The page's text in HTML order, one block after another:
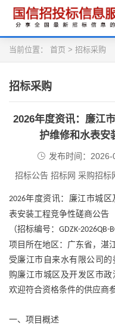
当前位置： 首页 > 招标采购
招标采购
2026年度资讯：廉江
护维修和水表安
发布时间：2026-
招标公告 招标网 采购招标
2026年度资讯： 廉江市城区
表安装工程竞争性磋商公告
（招标编号： GDZK-2026QB-
项目所在地区：广东省，湛
受廉江市自来水有限公司
购廉江市城区及开发区市政
欢迎符合资格条件的供应商
一、项目概述